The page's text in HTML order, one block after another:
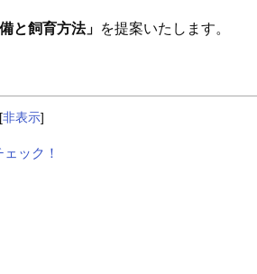
と飼育方法」 を提案いたします。
[非表示]
ック！